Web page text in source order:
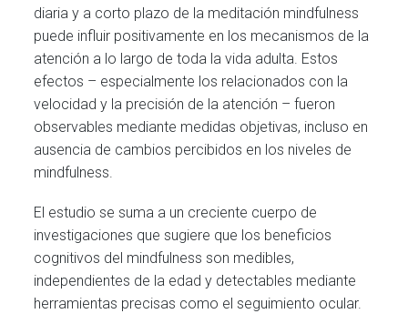
diaria y a corto plazo de la meditación mindfulness
puede influir positivamente en los mecanismos de la
atención a lo largo de toda la vida adulta. Estos
efectos – especialmente los relacionados con la
velocidad y la precisión de la atención – fueron
observables mediante medidas objetivas, incluso en
ausencia de cambios percibidos en los niveles de
mindfulness.
El estudio se suma a un creciente cuerpo de
investigaciones que sugiere que los beneficios
cognitivos del mindfulness son medibles,
independientes de la edad y detectables mediante
herramientas precisas como el seguimiento ocular.